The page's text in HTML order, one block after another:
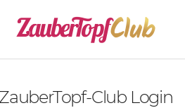
ZauberTopf-Club Login